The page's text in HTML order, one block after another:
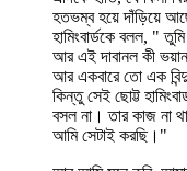
হতভম্ব হয়ে দাঁড়িয়ে
হামিংবার্ডকে বলল, "
আর এই দাবানল কী
আর একবারে তো এক
কিন্তু সেই ছোট্ট
বসল না। তার কাজ না
আমি সেটাই করছি।"